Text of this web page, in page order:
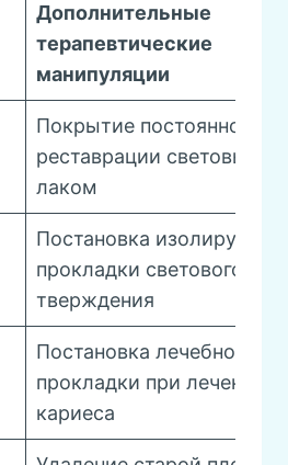
Дополнительные
терапевтические
манипуляции
Покрытие постоянной
реставрации световым
лаком
Постановка
прокладки светового
тверждения
Постановка лечебной
прокладки при лечении
кариеса